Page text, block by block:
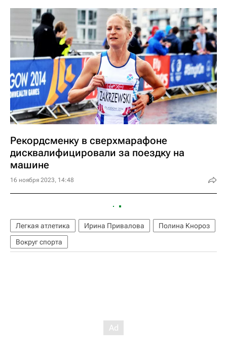
Рекордсменку в сверхмарафоне
дисквалифицировали за поездку на
машине
16 ноября 2023, 14:48
Легкая атлетика Ирина Привалова
Полина Кнороз
Вокруг спорта